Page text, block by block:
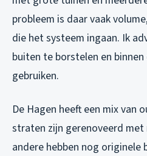
probleem is daar vaak
die het systeem ingaan. Ik
buiten te borstelen en
gebruiken.
De Hagen heeft een mix van
straten zijn gerenoveerd met
andere hebben nog